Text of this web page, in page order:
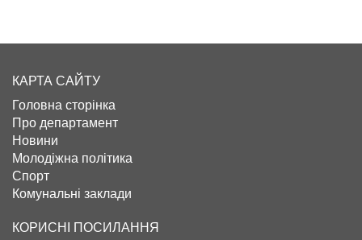
КАРТА САЙТУ
Головна сторінка
Про департамент
Новини
Молодіжна політика
Спорт
Комунальні заклади
КОРИСНІ ПОСИЛАННЯ